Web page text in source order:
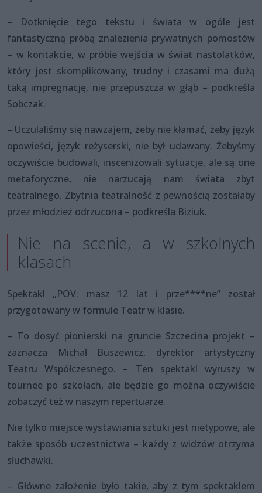
– Dotknięcie tego tekstu i świata w ogóle jest
fantastyczną próbą znalezienia prywatnych pomostów
– w kontakcie, w próbie wejścia w świat nastolatków,
który jest skomplikowany, trudny i czasami ma dużą
taką impregnację, nie przepuszcza w głąb – podkreśla
Sobczak.
– Uczulaliśmy się nawzajem, żeby nie kłamać, żeby język
opowieści, język reżyserski, nie był udawany. Żebyśmy
oczywiście budowali, inscenizowali sytuacje, ale są one
metaforyczne, nie narzucają nam świata zbyt
teatralnego. Zbytnia teatralność z pewnością zostałaby
przez młodzież odrzucona – podkreśla Biziuk.
Nie na scenie, a w szkolnych
klasach
Spektakl „POV: masz 12 lat i prze****ne” został
przygotowany w formule Teatr w klasie.
– To dosyć pionierski na gruncie Szczecina projekt –
zaznacza Michał Buszewicz, dyrektor artystyczny
Teatru Współczesnego. – Ten spektakl wyruszy w
tournee po szkołach, ale będzie go można oczywiście
zobaczyć też w naszym repertuarze.
Nie tylko miejsce wystawiania sztuki jest nietypowe, ale
także sposób uczestnictwa – każdy z widzów otrzyma
słuchawki.
– Główne założenie było takie, aby z tym spektaklem